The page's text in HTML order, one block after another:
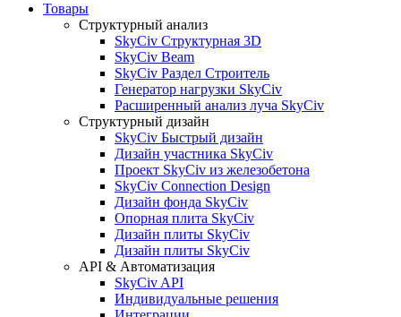
Товары
Структурный анализ
SkyCiv Структурная 3D
SkyCiv Beam
SkyCiv Раздел Строитель
Генератор нагрузки SkyCiv
Расширенный анализ луча SkyCiv
Структурный дизайн
SkyCiv Быстрый дизайн
Дизайн участника SkyCiv
Проект SkyCiv из железобетона
SkyCiv Connection Design
Дизайн фонда SkyCiv
Опорная плита SkyCiv
Дизайн плиты SkyCiv
Дизайн плиты SkyCiv
API & Автоматизация
SkyCiv API
Индивидуальные решения